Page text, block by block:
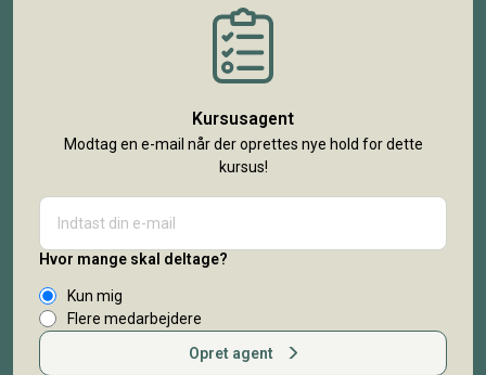
Kursusagent
Modtag en e-mail når der oprettes nye hold for dette
kursus!
Hvor mange skal deltage?
Kun mig
Flere medarbejdere
Opret agent